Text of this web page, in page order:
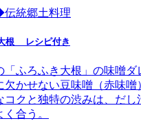
統郷土料理
根 レシピ付き
「ふろふき大根」の味噌ダ
欠かせない豆味噌（赤味噌
コクと独特の渋みは、だし
合う。